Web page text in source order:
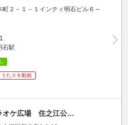
町２－１－１インティ明石ビル６～
石駅
うたスキ動画
オケ広場 住之江公…